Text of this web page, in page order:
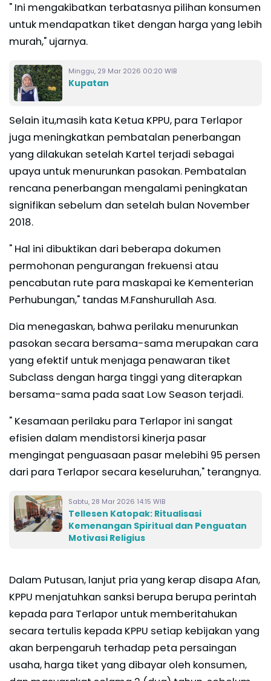
" Ini mengakibatkan terbatasnya pilihan konsumen
untuk mendapatkan tiket dengan harga yang lebih
murah," ujarnya.
Minggu, 29 Mar 2026 00:20 WIB
Kupatan
Selain itu,masih kata Ketua KPPU, para Terlapor
juga meningkatkan pembatalan penerbangan
yang dilakukan setelah Kartel terjadi sebagai
upaya untuk menurunkan pasokan. Pembatalan
rencana penerbangan mengalami peningkatan
signifikan sebelum dan setelah bulan November
2018.
" Hal ini dibuktikan dari beberapa dokumen
permohonan pengurangan frekuensi atau
pencabutan rute para maskapai ke Kementerian
Perhubungan," tandas M.Fanshurullah Asa.
Dia menegaskan, bahwa perilaku menurunkan
pasokan secara bersama-sama merupakan cara
yang efektif untuk menjaga penawaran tiket
Subclass dengan harga tinggi yang diterapkan
bersama-sama pada saat Low Season terjadi.
" Kesamaan perilaku para Terlapor ini sangat
efisien dalam mendistorsi kinerja pasar
mengingat penguasaan pasar melebihi 95 persen
dari para Terlapor secara keseluruhan," terangnya.
Sabtu, 28 Mar 2026 14:15 WIB
​Tellesen Katopak: Ritualisasi
Kemenangan Spiritual dan Penguatan
Motivasi Religius
Dalam Putusan, lanjut pria yang kerap disapa Afan,
KPPU menjatuhkan sanksi berupa berupa perintah
kepada para Terlapor untuk memberitahukan
secara tertulis kepada KPPU setiap kebijakan yang
akan berpengaruh terhadap peta persaingan
usaha, harga tiket yang dibayar oleh konsumen,